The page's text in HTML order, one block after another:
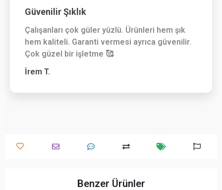
Güvenilir Şıklık
Çalışanları çok güler yüzlü. Ürünleri hem şık
hem kaliteli. Garanti vermesi ayrıca güvenilir.
Çok güzel bir işletme 🥰
İrem T.
Benzer Ürünler